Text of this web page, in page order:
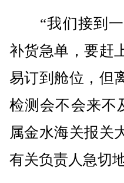
“我们接到一
补货急单，要赶
易订到舱位，但
检测会不会来不
属金水海关报关
有关负责人急切